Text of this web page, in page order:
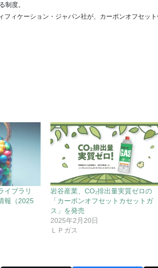
制度。
ィケーション・ジャパン社が、カーボンオフセッ
イブラリ
報（2025
岩谷産業、CO₂排出量実質ゼロの
「カーボンオフセットカセットガ
ス」を発売
2025年2月20日
ＬＰガス